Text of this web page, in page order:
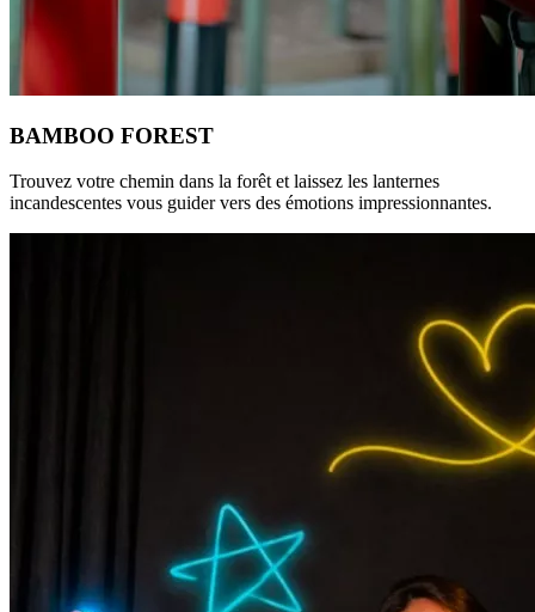
BAMBOO FOREST
Trouvez votre chemin dans la forêt et laissez les lanternes
incandescentes vous guider vers des émotions impressionnantes.